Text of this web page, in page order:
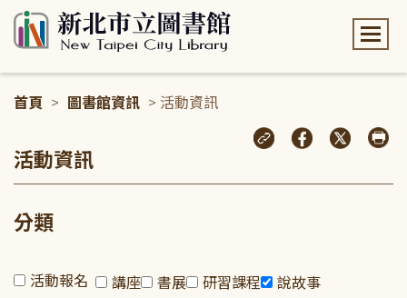
首頁 > 圖書館資訊 > 活動資訊
活動資訊
分類
活動報名 講座 書展 研習課程
說故事